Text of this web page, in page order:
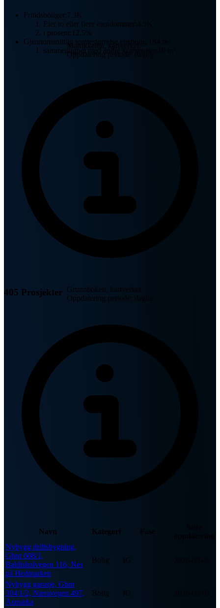
Fritidsboliger:7.3K
Eier to eller flere eiendommer:
4.5K
i prosent: 12.5%
Gjennomsnittlig tomtestørrelse enebolig:
sammenlignet med andre kommuner:
Matrikkelen, kartverket
Oppdatering periode: daglig
405 Prosjekter Grunnboken, kartverket
Oppdatering periode: daglig
Navn Kategori Fase
Nybygg driftsbygning,
Gbnr 608/1,
Baldisholvegen 116, Nes
på Hedmarken
Bolig IG
Nybygg garasje, Gbnr
304/1/2, Næravegen 497,
Åsmarka
Bolig IG